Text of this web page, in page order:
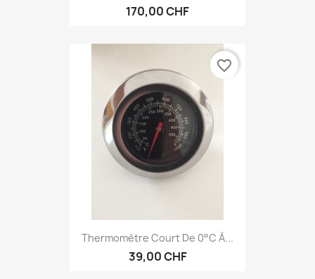
170,00 CHF
Thermomètre Court De 0°C À...
39,00 CHF
favorite_border